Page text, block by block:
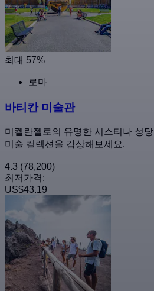
최대 57%
로마
바티칸 미술관
미켈란젤로의 유명한 시스티나 성
미술 컬렉션을 감상해보세요.
4.3 (78,200)
최저가격:
US$43.19